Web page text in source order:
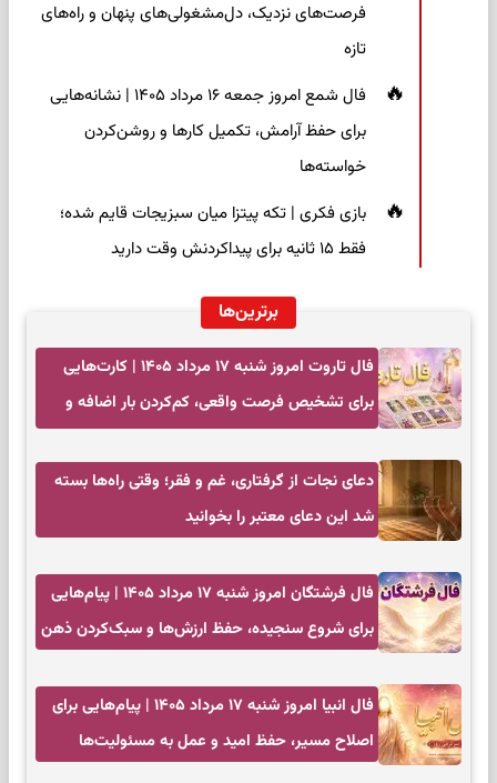
فرصت‌های نزدیک، دل‌مشغولی‌های پنهان و راه‌های
تازه
فال شمع امروز جمعه ۱۶ مرداد ۱۴۰۵ | نشانه‌هایی
برای حفظ آرامش، تکمیل کارها و روشن‌کردن
خواسته‌ها
بازی فکری | تکه پیتزا میان سبزیجات قایم شده؛
فقط ۱۵ ثانیه برای پیداکردنش وقت دارید
برترین‌ها
فال تاروت امروز شنبه ۱۷ مرداد ۱۴۰۵ | کارت‌هایی
برای تشخیص فرصت واقعی، کم‌کردن بار اضافه و
دعای نجات از گرفتاری، غم و فقر؛ وقتی راه‌ها بسته
شد این دعای معتبر را بخوانید
فال فرشتگان امروز شنبه ۱۷ مرداد ۱۴۰۵ | پیام‌هایی
برای شروع سنجیده، حفظ ارزش‌ها و سبک‌کردن ذهن
فال انبیا امروز شنبه ۱۷ مرداد ۱۴۰۵ | پیام‌هایی برای
اصلاح مسیر، حفظ امید و عمل به مسئولیت‌ها